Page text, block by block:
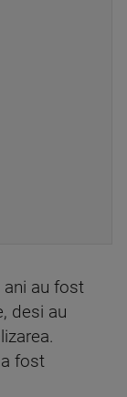
ani au fost
desi au
fost